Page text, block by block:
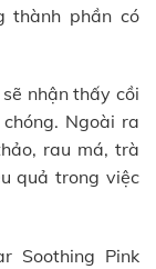
thành phần có
nhận thấy cồi
Ngoài ra
rau má, trà
quả trong việc
Soothing Pink